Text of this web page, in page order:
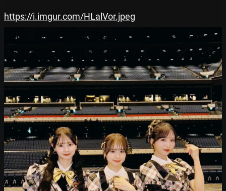
https://i.imgur.com/HLalVor.jpeg